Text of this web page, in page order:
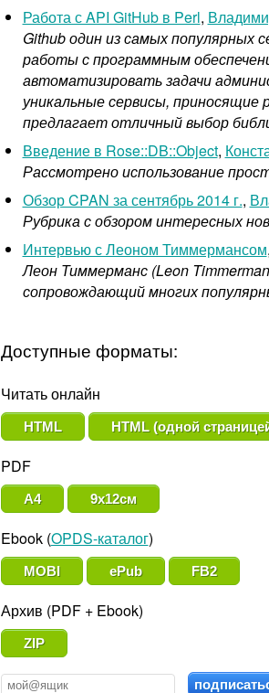
Работа с API GitHub в Perl,
Github один из самых популярных
работы с программным
автоматизировать задачи
уникальные сервисы, приносящие
предлагает отличный выбор
Введение в Rose::DB::Object,
Рассмотрено использование
Обзор CPAN за сентябрь 2014 г.,
Рубрика с обзором интересных
Интервью с Леоном Тиммермансом,
Леон Тиммерманс (Leon
сопровождающий многих
Доступные форматы:
Читать онлайн
HTML HTML (одной
PDF
A4 9x12см
Ebook (OPDS-каталог)
MOBI ePub FB2
Архив (PDF + Ebook)
ZIP